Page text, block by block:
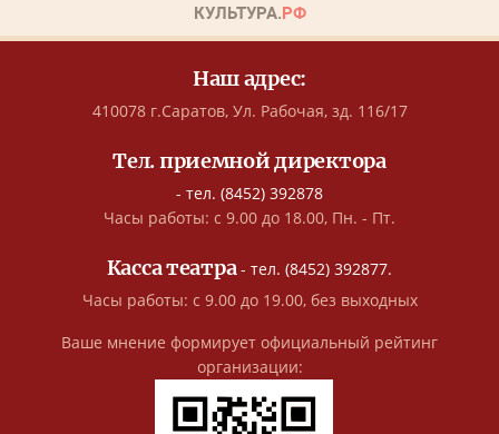
Наш адрес:
410078 г.Саратов, Ул. Рабочая, зд. 116/17
Тел. приемной директора
- тел. (8452) 392878
Часы работы: с 9.00 до 18.00, Пн. - Пт.
Касса театра- тел. (8452) 392877.
Часы работы: с 9.00 до 19.00, без выходных
Ваше мнение формирует официальный рейтинг
организации: